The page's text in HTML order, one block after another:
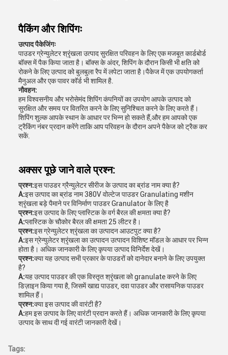
पैकिंग और शिपिंगः
उत्पाद पैकेजिंगः
पाउडर ग्रेन्युलेटर श्रृंखला उत्पाद सुरक्षित परिवहन के लिए एक मजबूत कार्डबोर्ड
बॉक्स में पैक किया जाता है। बॉक्स के अंदर, शिपिंग के दौरान किसी भी क्षति को
रोकने के लिए उत्पाद को बुलबुला रैप में लपेटा जाता है।पैकेज में एक उपयोगकर्ता
मैनुअल और एक पावर कॉर्ड भी शामिल है.
नौवहन:
हम विश्वसनीय और भरोसेमंद शिपिंग कंपनियों का उपयोग आपके उत्पाद को
सुरक्षित और समय पर वितरित करने के लिए सुनिश्चित करने के लिए करते हैं।
शिपिंग शुल्क आपके स्थान के आधार पर भिन्न हो सकते हैं,और हम आपको एक
ट्रैकिंग नंबर प्रदान करेंगे ताकि आप परिवहन के दौरान अपने पैकेज को ट्रैक कर
सकें.
अक्सर पूछे जाने वाले प्रश्न:
प्रश्न:इस पाउडर ग्रैन्युलेटर सीरीज के उत्पाद का ब्रांड नाम क्या है?
A:इस उत्पाद का ब्रांड नाम 380V वोल्टेज पाउडर Granulating मशीन
श्रृंखला बड़े पैमाने पर विनिर्माण पाउडर Granulator के लिए है
प्रश्न:इस उत्पाद के लिए प्लास्टिक के वर्ग बैरल की क्षमता क्या है?
A:प्लास्टिक के चौकोर बैरल की क्षमता 25 लीटर है।
प्रश्न:इस ग्रेन्युलेटर श्रृंखला का उत्पादन आउटपुट क्या है?
A:इस ग्रेन्युलेटर श्रृंखला का उत्पादन उत्पादन विशिष्ट मॉडल के आधार पर भिन्न
होता है। अधिक जानकारी के लिए कृपया उत्पाद विनिर्देश देखें।
प्रश्न:क्या यह उत्पाद सभी प्रकार के पाउडरों को दानेदार बनाने के लिए उपयुक्त
है?
A:यह उत्पाद पाउडर की एक विस्तृत श्रृंखला को granulate करने के लिए
डिज़ाइन किया गया है, जिसमें खाद्य पाउडर, दवा पाउडर और रासायनिक पाउडर
शामिल हैं।
प्रश्न:क्या इस उत्पाद की वारंटी है?
A:हम इस उत्पाद के लिए वारंटी प्रदान करते हैं। अधिक जानकारी के लिए कृपया
उत्पाद के साथ दी गई वारंटी जानकारी देखें।
Tags: